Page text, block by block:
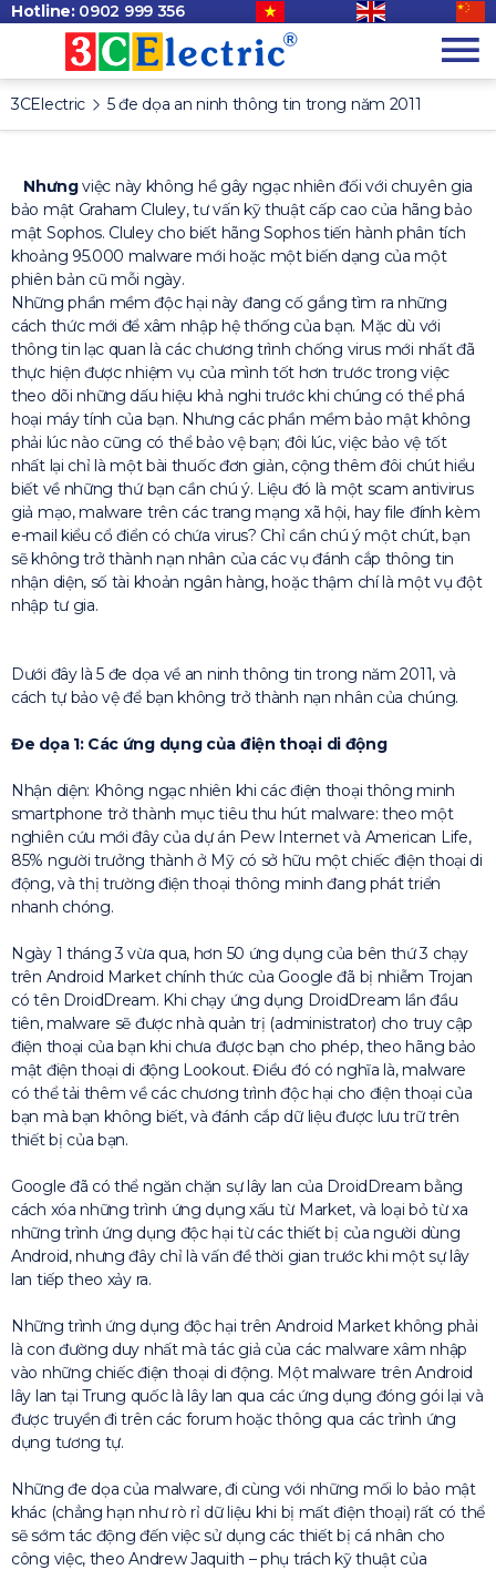
Hotline: 0902 999 356
3CElectric 5 đe dọa an ninh thông tin trong năm 2011
Nhưngviệc này không hề gây ngạc nhiên đối với chuyên gia
bảo mật Graham Cluley, tư vấn kỹ thuật cấp cao của hãng bảo
mật Sophos. Cluley cho biết hãng Sophos tiến hành phân tích
khoảng 95.000 malware mới hoặc một biến dạng của một
phiên bản cũ mỗi ngày.
Những phần mềm độc hại này đang cố gắng tìm ra những
cách thức mới để xâm nhập hệ thống của bạn. Mặc dù với
thông tin lạc quan là các chương trình chống virus mới nhất đã
thực hiện được nhiệm vụ của mình tốt hơn trước trong việc
theo dõi những dấu hiệu khả nghi trước khi chúng có thể phá
hoại máy tính của bạn. Nhưng các phần mềm bảo mật không
phải lúc nào cũng có thể bảo vệ bạn; đôi lúc, việc bảo vệ tốt
nhất lại chỉ là một bài thuốc đơn giản, cộng thêm đôi chút hiểu
biết về những thứ bạn cần chú ý. Liệu đó là một scam antivirus
giả mạo, malware trên các trang mạng xã hội, hay file đính kèm
e-mail kiểu cổ điển có chứa virus? Chỉ cần chú ý một chút, bạn
sẽ không trở thành nạn nhân của các vụ đánh cắp thông tin
nhận diện, số tài khoản ngân hàng, hoặc thậm chí là một vụ đột
nhập tư gia.
Dưới đây là 5 đe dọa về an ninh thông tin trong năm 2011, và
cách tự bảo vệ để bạn không trở thành nạn nhân của chúng.
Đe dọa 1: Các ứng dụng của điện thoại di động
Nhận diện: Không ngạc nhiên khi các điện thoại thông minh
smartphone trở thành mục tiêu thu hút malware: theo một
nghiên cứu mới đây của dự án Pew Internet và American Life,
85% người trưởng thành ở Mỹ có sở hữu một chiếc điện thoại di
động, và thị trường điện thoại thông minh đang phát triển
nhanh chóng.
Ngày 1 tháng 3 vừa qua, hơn 50 ứng dụng của bên thứ 3 chạy
trên Android Market chính thức của Google đã bị nhiễm Trojan
có tên DroidDream. Khi chạy ứng dụng DroidDream lần đầu
tiên, malware sẽ được nhà quản trị (administrator) cho truy cập
điện thoại của bạn khi chưa được bạn cho phép, theo hãng bảo
mật điện thoại di động Lookout. Điều đó có nghĩa là, malware
có thể tải thêm về các chương trình độc hại cho điện thoại của
bạn mà bạn không biết, và đánh cắp dữ liệu được lưu trữ trên
thiết bị của bạn.
Google đã có thể ngăn chặn sự lây lan của DroidDream bằng
cách xóa những trình ứng dụng xấu từ Market, và loại bỏ từ xa
những trình ứng dụng độc hại từ các thiết bị của người dùng
Android, nhưng đây chỉ là vấn đề thời gian trước khi một sự lây
lan tiếp theo xảy ra.
Những trình ứng dụng độc hại trên Android Market không phải
là con đường duy nhất mà tác giả của các malware xâm nhập
vào những chiếc điện thoại di động. Một malware trên Android
lây lan tại Trung quốc là lây lan qua các ứng dụng đóng gói lại và
được truyền đi trên các forum hoặc thông qua các trình ứng
dụng tương tự.
Những đe dọa của malware, đi cùng với những mối lo bảo mật
khác (chẳng hạn như rò rỉ dữ liệu khi bị mất điện thoại) rất có thể
sẽ sớm tác động đến việc sử dụng các thiết bị cá nhân cho
công việc, theo Andrew Jaquith – phụ trách kỹ thuật của